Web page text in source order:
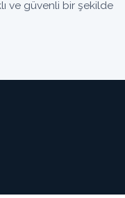
ve güvenli bir şekilde